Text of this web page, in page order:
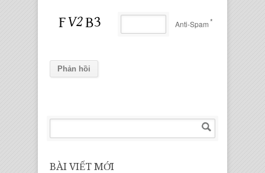
Anti-Spam*
BÀI VIẾT MỚI